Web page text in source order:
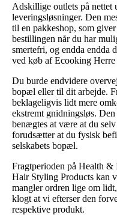
Adskillige outlets på nettet
leveringsløsninger. Den
til en pakkeshop, som
bestillingen når du har
smertefri, og endda endda
ved køb af Ecooking
Du burde endvidere
bopæl eller til dit arbejde.
beklageligvis lidt mere
ekstremt gnidningsløs.
benægtes at være at du
forudsætter at du fysisk
selskabets bopæl.
Fragtperioden på Health &
Hair Styling Products kan
mangler ordren lige om
klogt at vi efterser den
respektive produkt.